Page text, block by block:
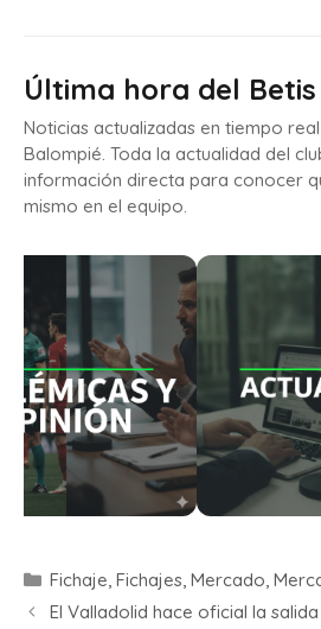
Última hora del Betis
Noticias actualizadas en tiempo
Balompié. Toda la actualidad del
información directa para conocer
mismo en el equipo.
Fichaje, Fichajes, Mercado,
El Valladolid hace oficial la